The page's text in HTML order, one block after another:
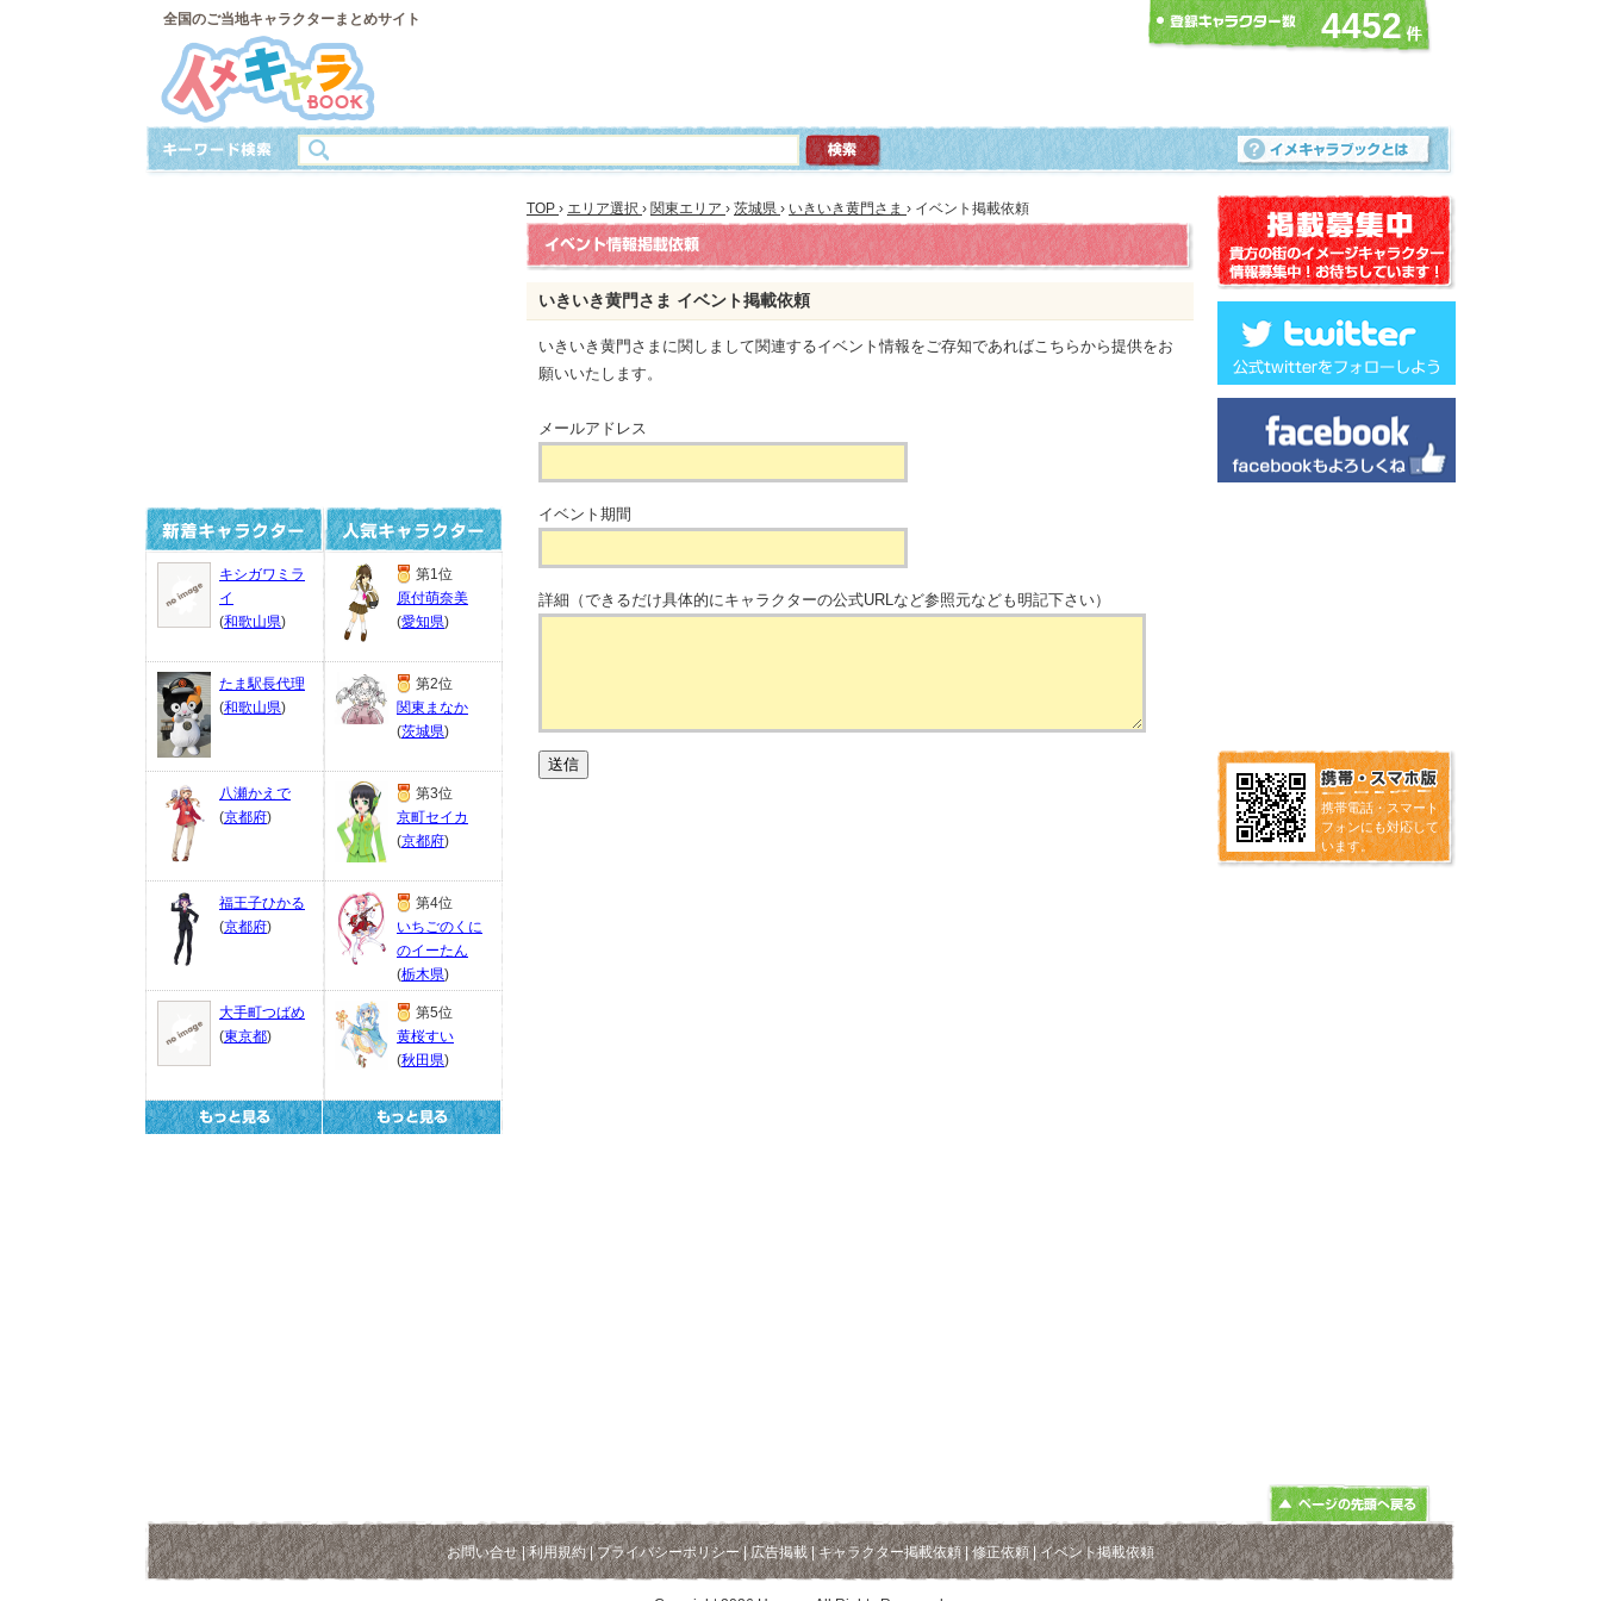
全国のご当地キャラクターまとめサイト 4452
キシガワミラ
イ
(和歌山県)
たま駅長代理
(和歌山県)
八瀬かえで
(京都府)
福王子ひかる
(京都府)
大手町つばめ
(東京都)
第1位
原付萌奈美
(愛知県)
第2位
関東まなか
(茨城県)
第3位
京町セイカ
(京都府)
第4位
いちごのくに
のイーたん
(栃木県)
第5位
黄桜すい
(秋田県)
TOP › エリア選択 › 関東エリア › 茨城県 › いきいき黄門さま › イベント掲載依頼
いきいき黄門さま イベント掲載依頼
いきいき黄門さまに関しまして関連するイベント情報をご存知であればこちらから提供をお
願いいたします。
メールアドレス
イベント期間
詳細（できるだけ具体的にキャラクターの公式URLなど参照元なども明記下さい）
携帯電話・スマート
フォンにも対応して
います。
お問い合せ|利用規約|プライバシーポリシー|広告掲載|キャラクター掲載依頼|修正依頼|イベント掲載依頼